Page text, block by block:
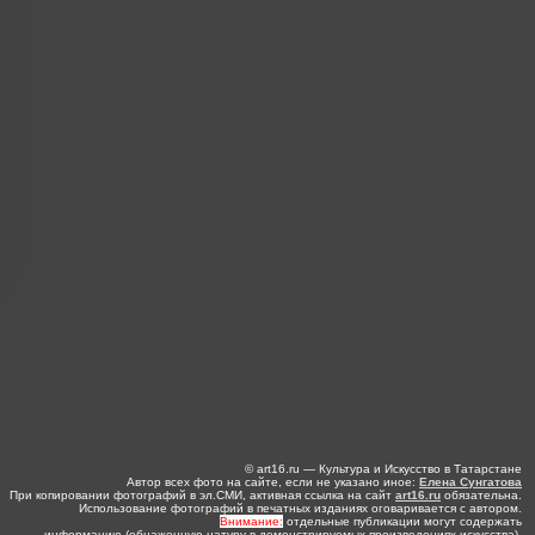
© art16.ru — Культура и Искусство в Татарстане
Автор всех фото на сайте, если не указано иное: Елена Сунгатова
При копировании фотографий в эл.СМИ, активная ссылка на сайт art16.ru обязательна.
Использование фотографий в печатных изданиях оговаривается с автором.
Внимание: отдельные публикации могут содержать